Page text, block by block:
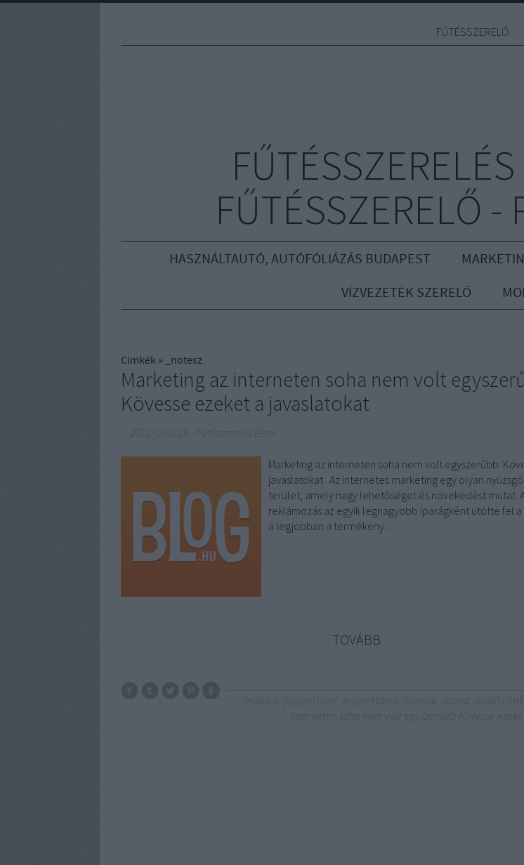
FŰTÉSSZERELŐ
FŰTÉSSZERELŐ -
HASZNÁLTAUTÓ, AUTÓFÓLIÁZÁS BUDAPEST
VÍZVEZETÉK SZERELŐ
Címkék » _notesz
Marketing az interneten soha nem volt
Kövesse ezeket a javaslatokat
Marketing az interneten soha nem volt egyszerűbb:
javaslatokat Az internetes marketing egy olyan
terület, amely nagy lehetőséget és növekedést mutat.
reklámozás az egyik legnagyobb iparágként ütötte fel
a legjobban a termékeny…
TOVÁBB